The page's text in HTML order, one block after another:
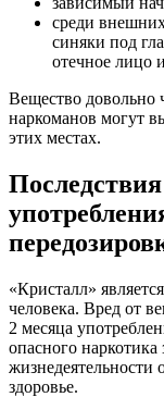
среди
синяки под
отечное лицо
Вещество довольно
наркоманов могут
этих местах.
«Кристалл»
человека. Вред от
2 месяца
опасного наркотика
жизнедеятельности
здоровье.